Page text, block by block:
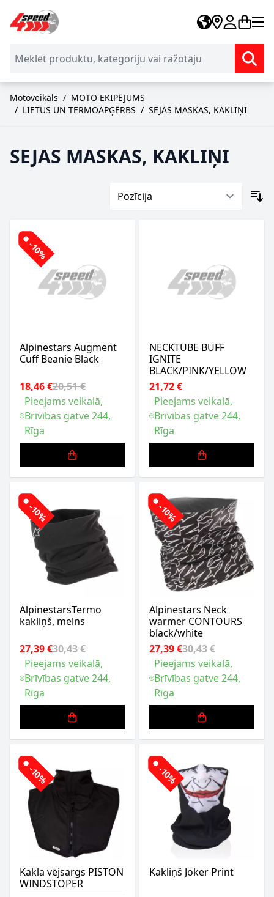
Skip to Content
Motoveikals / MOTO EKIPĒJUMS
/ LIETUS UN TERMOAPĢĒRBS / SEJAS MASKAS, KAKLIŅI
SEJAS MASKAS, KAKLIŅI
-10%
Alpinestars Augment
Cuff Beanie Black
18,46 €20,51 €
Pieejams veikalā,
Brīvības gatve 244,
Rīga
NECKTUBE BUFF
IGNITE
BLACK/PINK/YELLOW
21,72 €
Pieejams veikalā,
Brīvības gatve 244,
Rīga
-10%
AlpinestarsTermo
kakliņš, melns
27,39 €30,43 €
Pieejams veikalā,
Brīvības gatve 244,
Rīga
-10%
Alpinestars Neck
warmer CONTOURS
black/white
27,39 €30,43 €
Pieejams veikalā,
Brīvības gatve 244,
Rīga
-10%
Kakla vējsargs PISTON
WINDSTOPER
-10%
Kakliņš Joker Print